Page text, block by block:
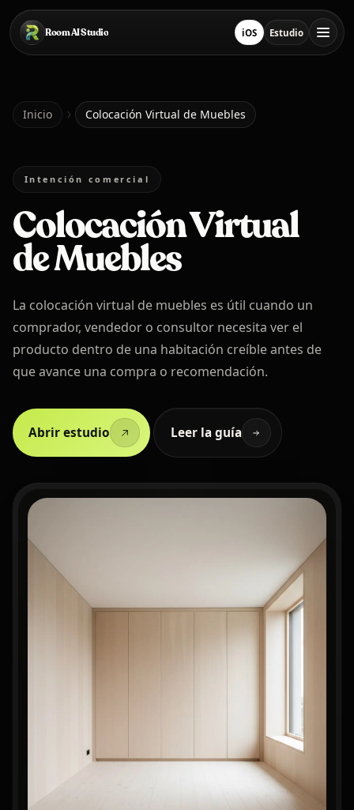
Saltar al contenido principal
Room AI Studio
Inicio iOSDescargar en App Store
EstudioAbrir estudio
Room AI Studio
IdiomaEspañol
Inicio Colocación Virtual de Muebles
Intención comercial
Colocación Virtual
de Muebles
La colocación virtual de muebles es útil cuando un
comprador, vendedor o consultor necesita ver el
producto dentro de una habitación creíble antes de
que avance una compra o recomendación.
Abrir estudio Leer la guía